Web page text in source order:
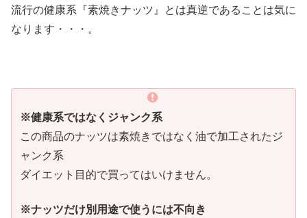
流行の健康系『素焼きナッツ』とは真逆であることは気に
なります・・・。
※健康系ではなくジャンク系
この商品のナッツは素焼きではなく油で加工されたジ
ャンク系
ダイエット目的で買ってはいけません。
※ナッツだけ別用途で使うには不向き